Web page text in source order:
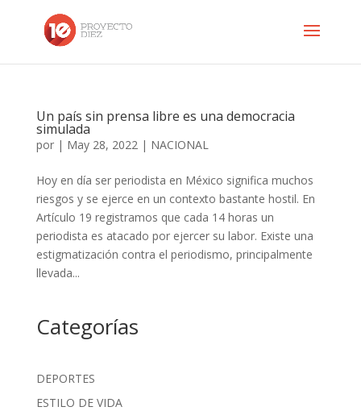
Un país sin prensa libre es una democracia
simulada
por | May 28, 2022| NACIONAL
Hoy en día ser periodista en México significa muchos
riesgos y se ejerce en un contexto bastante hostil. En
Artículo 19 registramos que cada 14 horas un
periodista es atacado por ejercer su labor. Existe una
estigmatización contra el periodismo, principalmente
llevada...
Categorías
DEPORTES
ESTILO DE VIDA